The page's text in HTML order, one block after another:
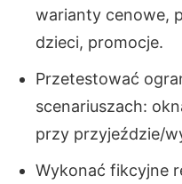
warianty cenowe,
dzieci, promocje.
Przetestować
scenariuszach:
przy przyjeździe/
Wykonać fikcyjne